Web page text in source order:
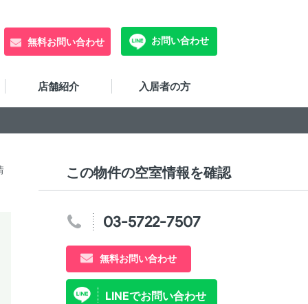
無料お問い合わせ お問い合わせ
店舗紹介 入居者の方
この物件の空室情報を確認
03-5722-7507
無料お問い合わせ
LINEでお問い合わせ